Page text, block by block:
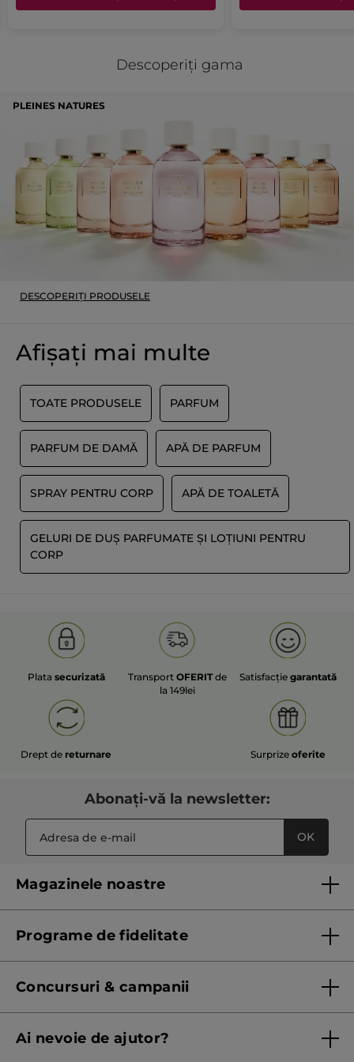
Descoperiți gama
PLEINES NATURES
DESCOPERIȚI PRODUSELE
Afișați mai multe
TOATE PRODUSELE PARFUM
PARFUM DE DAMĂ APĂ DE PARFUM
SPRAY PENTRU CORP APĂ DE TOALETĂ
GELURI DE DUȘ PARFUMATE ȘI LOȚIUNI PENTRU
CORP
Plata securizată Transport OFERITde
la 149lei
Satisfacțiegarantată
Drept de returnare Surprize oferite
Abonați-vă la newsletter:
OK
Magazinele noastre
Programe de fidelitate
Concursuri & campanii
Listă prețuri standard
Ai nevoie de ajutor?